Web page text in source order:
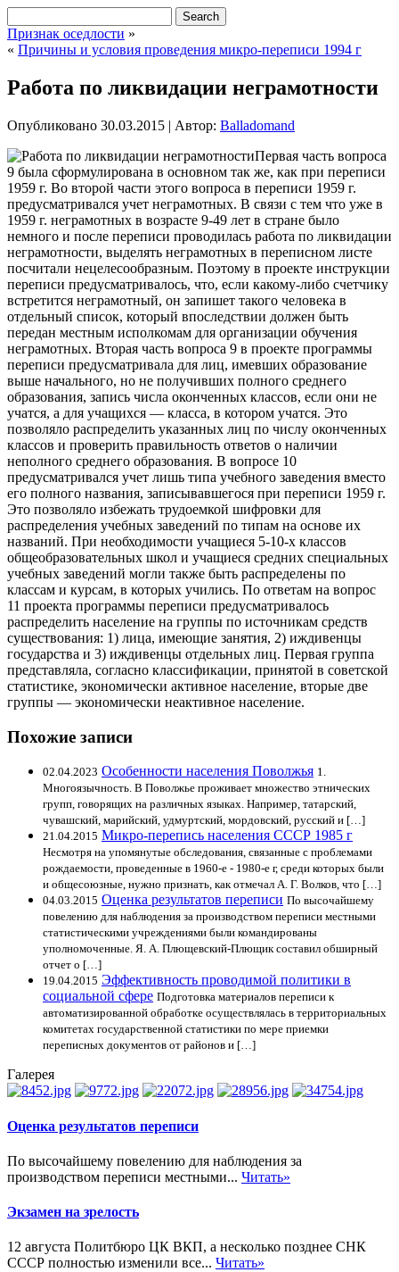
Признак оседлости »
« Причины и условия проведения микро-переписи 1994 г
Работа по ликвидации неграмотности
Опубликовано 30.03.2015 | Автор: Balladomand
Первая часть вопроса
9 была сформулирована в основном так же, как при переписи
1959 г. Во второй части этого вопроса в переписи 1959 г.
предусматривался учет неграмотных. В связи с тем что уже в
1959 г. неграмотных в возрасте 9-49 лет в стране было
немного и после переписи проводилась работа по ликвидации
неграмотности, выделять неграмотных в переписном листе
посчитали нецелесообразным. Поэтому в проекте инструкции
переписи предусматривалось, что, если какому-либо счетчику
встретится неграмотный, он запишет такого человека в
отдельный список, который впоследствии должен быть
передан местным исполкомам для организации обучения
неграмотных. Вторая часть вопроса 9 в проекте программы
переписи предусматривала для лиц, имевших образование
выше начального, но не получивших полного среднего
образования, запись числа оконченных классов, если они не
учатся, а для учащихся — класса, в котором учатся. Это
позволяло распределить указанных лиц по числу оконченных
классов и проверить правильность ответов о наличии
неполного среднего образования. В вопросе 10
предусматривался учет лишь типа учебного заведения вместо
его полного названия, записывавшегося при переписи 1959 г.
Это позволяло избежать трудоемкой шифровки для
распределения учебных заведений по типам на основе их
названий. При необходимости учащиеся 5-10-х классов
общеобразовательных школ и учащиеся средних специальных
учебных заведений могли также быть распределены по
классам и курсам, в которых учились. По ответам на вопрос
11 проекта программы переписи предусматривалось
распределить население на группы по источникам средств
существования: 1) лица, имеющие занятия, 2) иждивенцы
государства и 3) иждивенцы отдельных лиц. Первая группа
представляла, согласно классификации, принятой в советской
статистике, экономически активное население, вторые две
группы — экономически неактивное население.
Похожие записи
02.04.2023 Особенности населения Поволжья 1.
Многоязычность. В Поволжье проживает множество этнических
групп, говорящих на различных языках. Например, татарский,
чувашский, марийский, удмуртский, мордовский, русский и […]
21.04.2015 Микро-перепись населения СССР 1985 г
Несмотря на упомянутые обследования, связанные с проблемами
рождаемости, проведенные в 1960-е - 1980-е г, среди которых были
и общесоюзные, нужно признать, как отмечал А. Г. Волков, что […]
04.03.2015 Оценка результатов переписи По высочайшему
повелению для наблюдения за производством переписи местными
статистическими учреждениями были командированы
уполномоченные. Я. А. Плющевский-Плющик составил обширный
отчет о […]
19.04.2015 Эффективность проводимой политики в
социальной сфере Подготовка материалов переписи к
автоматизированной обработке осуществлялась в территориальных
комитетах государственной статистики по мере приемки
переписных документов от районов и […]
Галерея
Оценка результатов переписи
По высочайшему повелению для наблюдения за
производством переписи местными... Читать»
Экзамен на зрелость
12 августа Политбюро ЦК ВКП, а несколько позднее СНК
СССР полностью изменили все... Читать»